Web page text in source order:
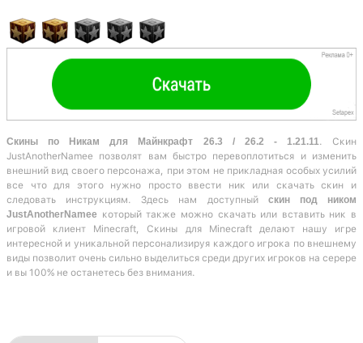
Скины по Никам для Майнкрафт 26.3 / 26.2 - 1.21.11 . Скин
JustAnotherNamee позволят вам быстро перевоплотиться и изменить
внешний вид своего персонажа, при этом не прикладная особых усилий
все что для этого нужно просто ввести ник или скачать скин и
следовать инструкциям. Здесь нам доступныйскин под ником
JustAnotherNamee который также можно скачать или вставить ник в
игровой клиент Minecraft, Скины для Minecraft делают нашу игре
интересной и уникальной персонализируя каждого игрока по внешнему
виды позволит очень сильно выделиться среди других игроков на серере
и вы 100% не останетесь без внимания.